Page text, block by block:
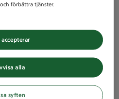
förbättra tjänster.
alla
accepterar
syften